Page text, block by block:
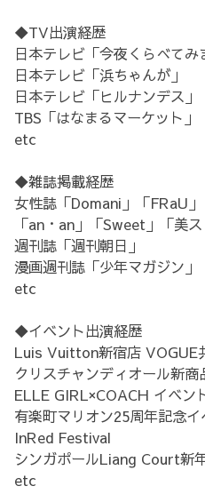
◆TV出演経歴
日本テレビ「今夜くらべてみ
日本テレビ「浜ちゃんが」
日本テレビ「ヒルナンデス」
TBS「はなまるマーケット」
etc
◆雑誌掲載経歴
女性誌「Domani」「FRaU
「an・an」「Sweet」「美ス
週刊誌「週刊朝日」
漫画週刊誌「少年マガジン」
etc
◆イベント出演経歴
Luis Vuitton新宿店 VOGUE
クリスチャンディオール新商
ELLE GIRL×COACH イベン
有楽町マリオン25周年記念イ
InRed Festival
シンガポールLiang Court新
etc